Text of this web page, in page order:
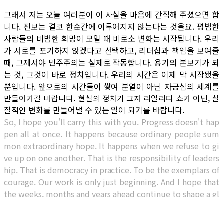
그래서 저는 오늘 여러분이 이 사실을 마음에 간직해 주셨으면 합
니다. 진보는 결코 한순간에 이루어지지 않는다는 것을요. 평범한
사람들의 비범한 희망이 모일 때 비로소 변화는 시작됩니다. 우리
가 서로를 포기하지 않겠다고 선택하고, 리더십과 책임을 보여줄
때, 그제서야 민주주의는 실제로 작동합니다. 용기의 본보기가 되
는 것, 그것이 바로 정치입니다. 우리의 시간은 이제 막 시작됐을
뿐입니다. 앞으로의 시간들이 쌓여 분열이 아닌 자긍심의 세계를
만들어가길 바랍니다. 현실의 정치가 그저 리얼리티 쇼가 아닌, 실
질적인 변화를 만들어낼 수 있는 일이 되기를 바랍니다.
So, I hope you'll carry this with you. Progress doesn't hap
pen all at once. It happens because ordinary people sum
mon extraordinary hope. It happens when we refuse to gi
ve up on one another. That is the responsibility of leaders
hip. That is democracy in practice. To be the exemplars of
courage. Our work is only just beginning. And I hope that
the weeks, months and years ahead continue to shape a gl